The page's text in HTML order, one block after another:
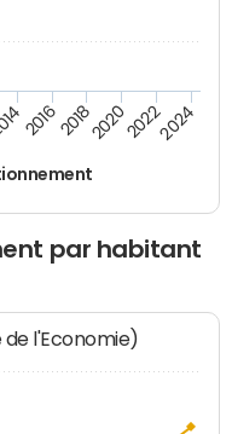
20162018202020222024
par habitant
de l'Economie)